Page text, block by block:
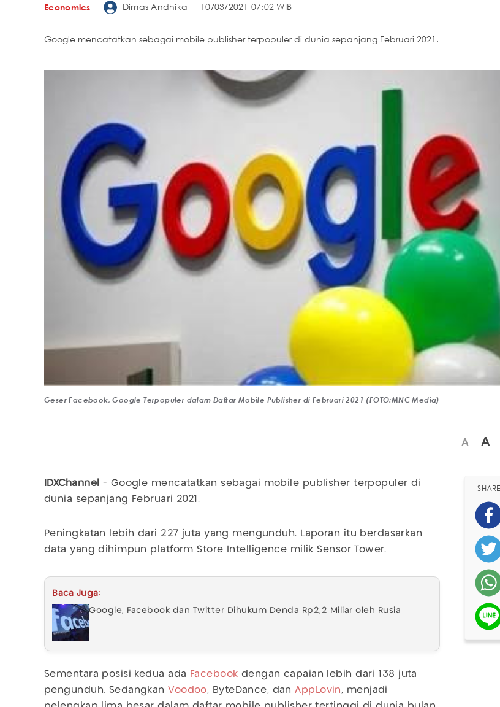
Economics Dimas Andhika 10/03/2021 07:02 WIB
Google mencatatkan sebagai mobile publisher terpopuler di dunia sepanjang Februari 2021.
Geser Facebook, Google Terpopuler dalam Daftar Mobile Publisher di Februari 2021 (FOTO:MNC Media)
A A
IDXChannel
- Google mencatatkan sebagai mobile publisher terpopuler di
dunia sepanjang Februari 2021.
Peningkatan lebih dari 227 juta yang mengunduh. Laporan itu berdasarkan
data yang dihimpun platform Store Intelligence milik Sensor Tower.
Baca Juga:
Google, Facebook dan Twitter Dihukum Denda Rp2,2 Miliar oleh Rusia
Sementara posisi kedua ada Facebook dengan capaian lebih dari 138 juta
pengunduh. Sedangkan Voodoo, ByteDance, dan AppLovin , menjadi
SHARE